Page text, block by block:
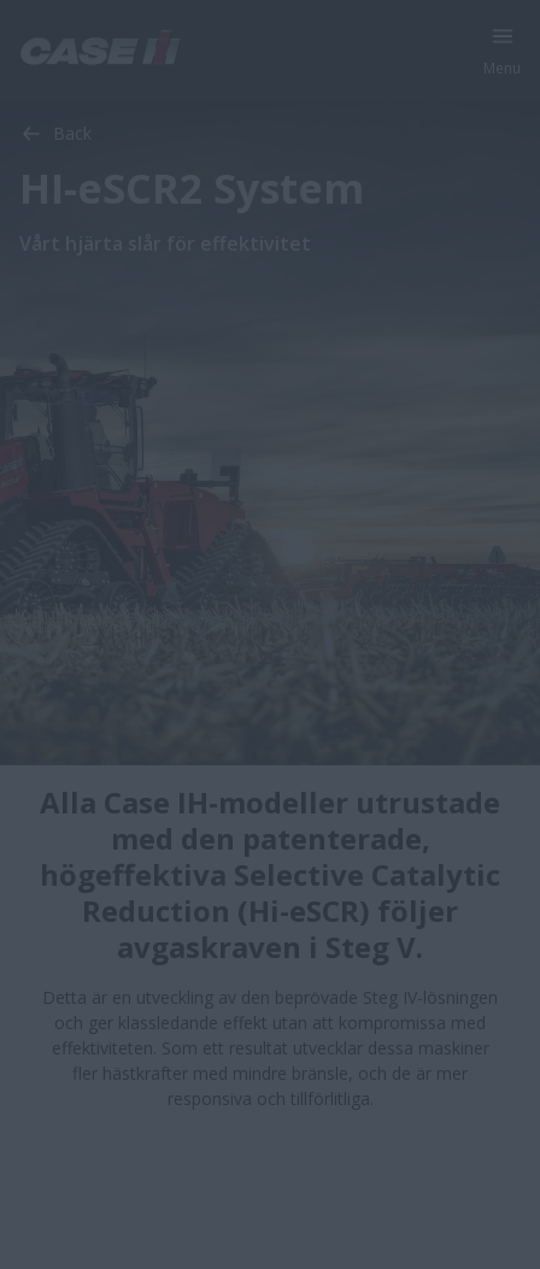
Alla Case IH-modeller utrustade
med den patenterade,
högeffektiva Selective Catalytic
Reduction (Hi-eSCR) följer
avgaskraven i Steg V.
Detta är en utveckling av den beprövade Steg IV-lösningen
och ger klassledande effekt utan att kompromissa med
effektiviteten. Som ett resultat utvecklar dessa maskiner
fler hästkrafter med mindre bränsle, och de är mer
responsiva och tillförlitliga.